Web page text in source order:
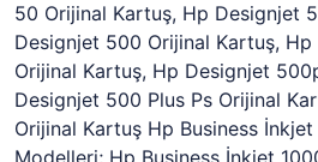
50 Orijinal Kartuş, Hp Designjet
Designjet 500 Orijinal Kartuş,
Orijinal Kartuş, Hp Designjet
Designjet 500 Plus Ps Orijinal
Orijinal Kartuş Hp Business
Modelleri; Hp Business İnkjet